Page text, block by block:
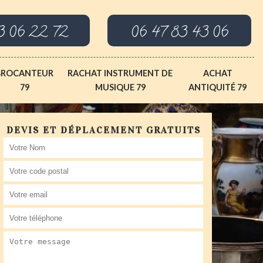
06 22 72 06 47 83 43 06
79
RACHAT INSTRUMENT DE
MUSIQUE 79
ACHAT
ANTIQUITÉ 79
DEVIS ET DÉPLACEMENT GRATUITS